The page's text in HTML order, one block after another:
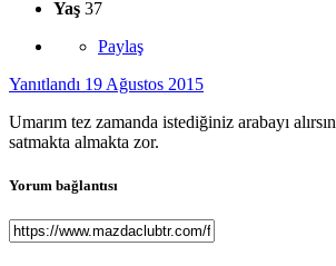
Yaş 37
Paylaş
Yanıtlandı 19 Ağustos 2015
Umarım tez zamanda istediğiniz arabayı
satmakta almakta zor.
Yorum bağlantısı